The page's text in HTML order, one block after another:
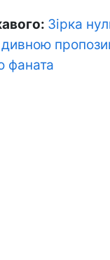
Зірка
фаната